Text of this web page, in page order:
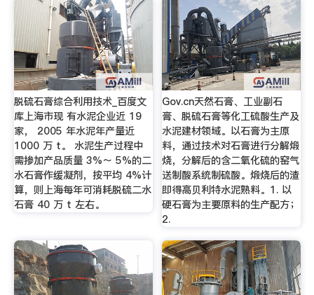
脱硫石膏综合利用技术_百度文
库上海市现 有水泥企业近 19
家， 2005 年水泥年产量近
1000 万 t。 水泥生产过程中
需掺加产品质量 3%～ 5%的二
水石膏作缓凝剂，按平均 4%计
算，则上海每年可消耗脱硫二水
石膏 40 万 t 左右。
Gov.cn天然石膏、工业副石
膏、脱硫石膏等化工硫酸生产及
水泥建材领域。以石膏为主原
料，通过技术对石膏进行分解煅
烧，分解后的含二氧化硫的窑气
送制酸系统制硫酸。煅烧后的渣
即得高贝利特水泥熟料。1. 以
硬石膏为主要原料的生产配方；
2.